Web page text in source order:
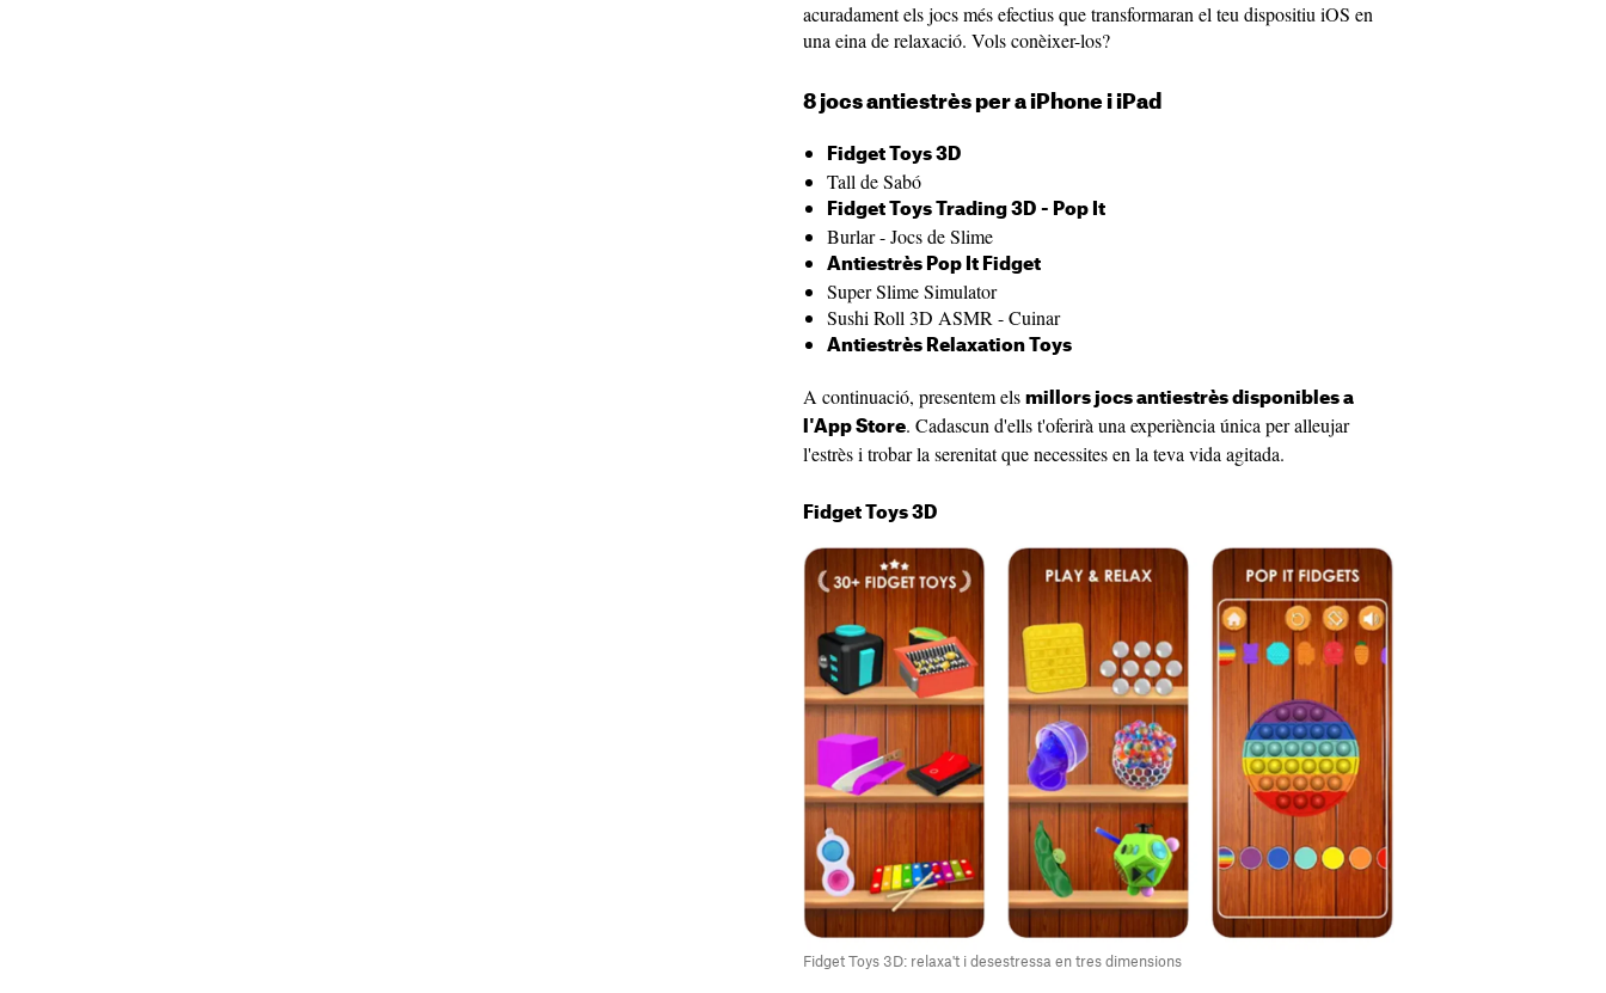
acuradament els jocs més efectius que transformaran el teu dispositiu iOS en
una eina de relaxació. Vols conèixer-los?
8 jocs antiestrès per a iPhone i iPad
Fidget Toys 3D
Tall de Sabó
Fidget Toys Trading 3D - Pop It
Burlar - Jocs de Slime
Antiestrès Pop It Fidget
Super Slime Simulator
Sushi Roll 3D ASMR - Cuinar
Antiestrès Relaxation Toys
A continuació, presentem els millors jocs antiestrès disponibles a
l'App Store. Cadascun d'ells t'oferirà una experiència única per alleujar
l'estrès i trobar la serenitat que necessites en la teva vida agitada.
Fidget Toys 3D
Fidget Toys 3D: relaxa't i desestressa en tres dimensions